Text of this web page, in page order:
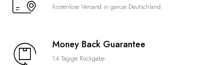
Kostenlose Versand in ganze Deutschland.
Money Back Guarantee
14 Tagige Rückgabe